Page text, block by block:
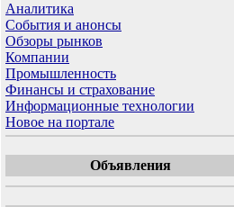
Аналитика
События и анонсы
Обзоры рынков
Компании
Промышленность
Финансы и страхование
Информационные технологии
Новое на портале
Объявления